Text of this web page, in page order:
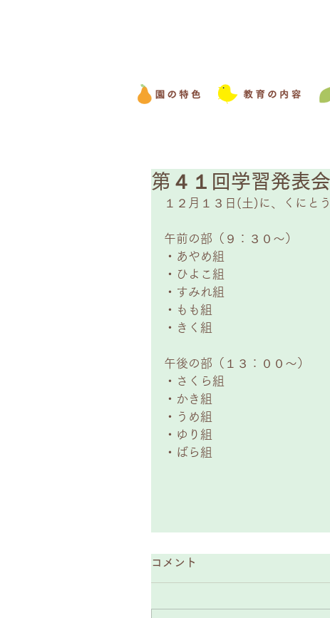
第４１回学習発表会
１２月１３日(土)に、くにと
午前の部（９：３０～）
・あやめ組
・ひよこ組
・すみれ組
・もも組
・きく組
午後の部（１３：００～）
・さくら組
・かき組
・うめ組
・ゆり組
・ばら組
コメント